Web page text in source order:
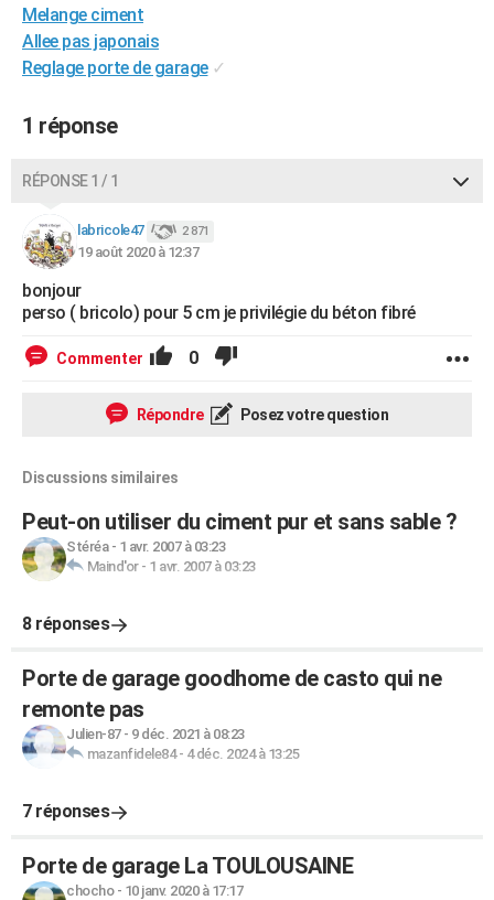
GUIDES D'ACHAT
BONS PLANS
CARTE DE VOEUX
COPAINS D'AVANT
S'inscrire
Se connecter
Lycées
Collèges
Primaires
Universités
Entreprises
Service militaire
Avis de recherche
AVIS DE DÉCÈS
FORUM
Melange ciment
Allee pas japonais
Reglage porte de garage ✓
1 réponse
RÉPONSE 1 / 1
labricole47 2 871
19 août 2020 à 12:37
bonjour
perso ( bricolo) pour 5 cm je privilégie du béton fibré
Commenter 0
Répondre Posez votre question
Discussions similaires
Peut-on utiliser du ciment pur et sans sable ?
Stéréa- 1 avr. 2007 à 03:23
Maind'or- 1 avr. 2007 à 03:23
8 réponses
Porte de garage goodhome de casto qui ne
remonte pas
Julien-87- 9 déc. 2021 à 08:23
mazanfidele84- 4 déc. 2024 à 13:25
7 réponses
Porte de garage La TOULOUSAINE
chocho- 10 janv. 2020 à 17:17